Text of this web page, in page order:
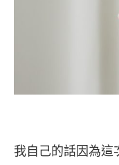
我自己的話因為這